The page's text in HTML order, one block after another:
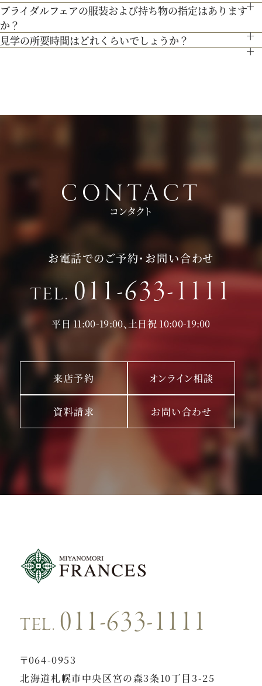
最新のトレンドコーディネート体験が可能。
個性やテーマに合わせて素敵な空間を作り上げます！ウェディ
ングのテーマやお二人のこだわりを反映させたオリジナルの会
事前にご予約頂けますとご希望の日時に見学確実かと存じます
ので、ブライダルフェアページより予約、またはお電話にてお
ブライダルフェア開催時間帯での参加が難しい場合は、お電話
にてお気軽にご相談下さい。
ブライダルフェアの服装および持ち物の指定はあります
か？
特に指定はございません。服装は普段着でお気軽にお越しく
見学の所要時間はどれくらいでしょうか？
ご試食やお見積もり・日程のご提示を含めて３時間程お時間を
CONTACT
コンタクト
お電話でのご予約・お問い合わせ
TEL. 011-633-1111
平日 11:00-19:00、土日祝 10:00-19:00
来店予約 オンライン相談
資料請求 お問い合わせ
TEL. 011-633-1111
〒064-0953
北海道札幌市中央区宮の森3条10丁目3-25